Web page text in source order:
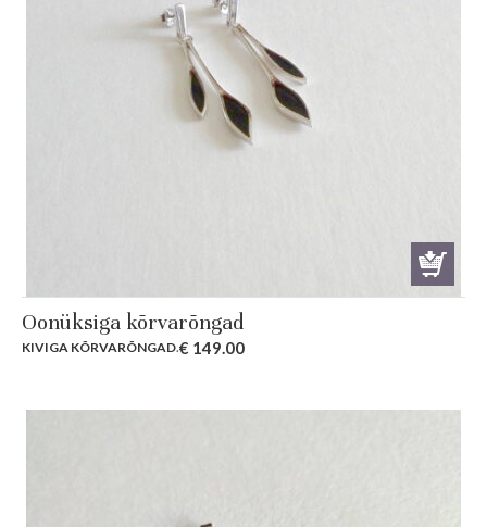
Oonüksiga kõrvarõngad
KIVIGA KÕRVARÕNGAD.€ 149.00